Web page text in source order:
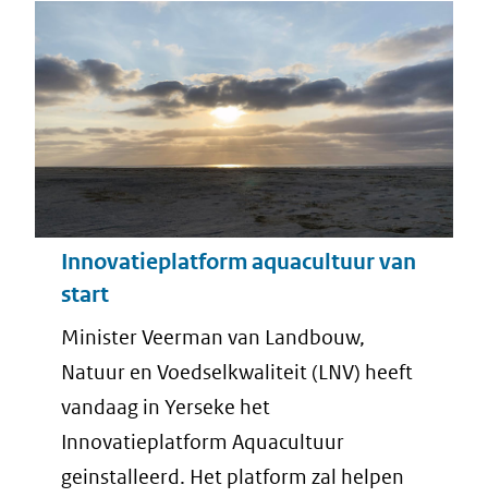
Innovatieplatform aquacultuur van
start
Minister Veerman van Landbouw,
Natuur en Voedselkwaliteit (LNV) heeft
vandaag in Yerseke het
Innovatieplatform Aquacultuur
geinstalleerd. Het platform zal helpen